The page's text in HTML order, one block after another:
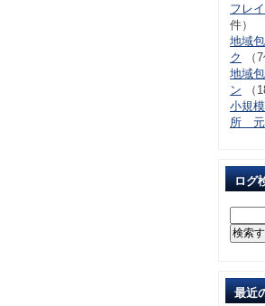
フレ
件）
地域
ク
（7
地域
ン （
小規
所 元
ログ
最近